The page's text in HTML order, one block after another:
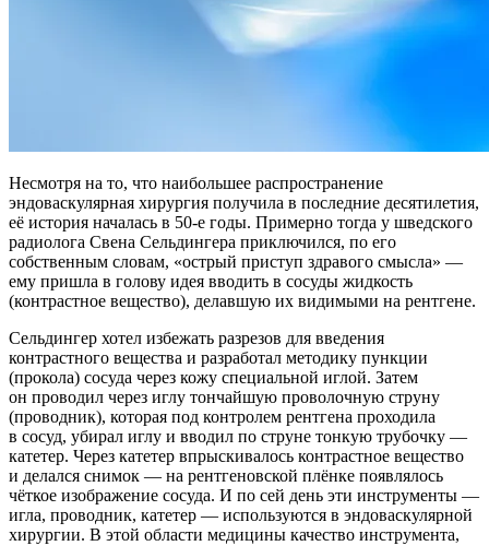
Несмотря на то, что наибольшее распространение
эндоваскулярная хирургия получила в последние десятилетия,
её история началась в 50-е годы. Примерно тогда у шведского
радиолога Свена Сельдингера приключился, по его
собственным словам, «острый приступ здравого смысла» —
ему пришла в голову идея вводить в сосуды жидкость
(контрастное вещество), делавшую их видимыми на рентгене.
Сельдингер хотел избежать разрезов для введения
контрастного вещества и разработал методику пункции
(прокола) сосуда через кожу специальной иглой. Затем
он проводил через иглу тончайшую проволочную струну
(проводник), которая под контролем рентгена проходила
в сосуд, убирал иглу и вводил по струне тонкую трубочку —
катетер. Через катетер впрыскивалось контрастное вещество
и делался снимок — на рентгеновской плёнке появлялось
чёткое изображение сосуда. И по сей день эти инструменты —
игла, проводник, катетер — используются в эндоваскулярной
хирургии. В этой области медицины качество инструмента,